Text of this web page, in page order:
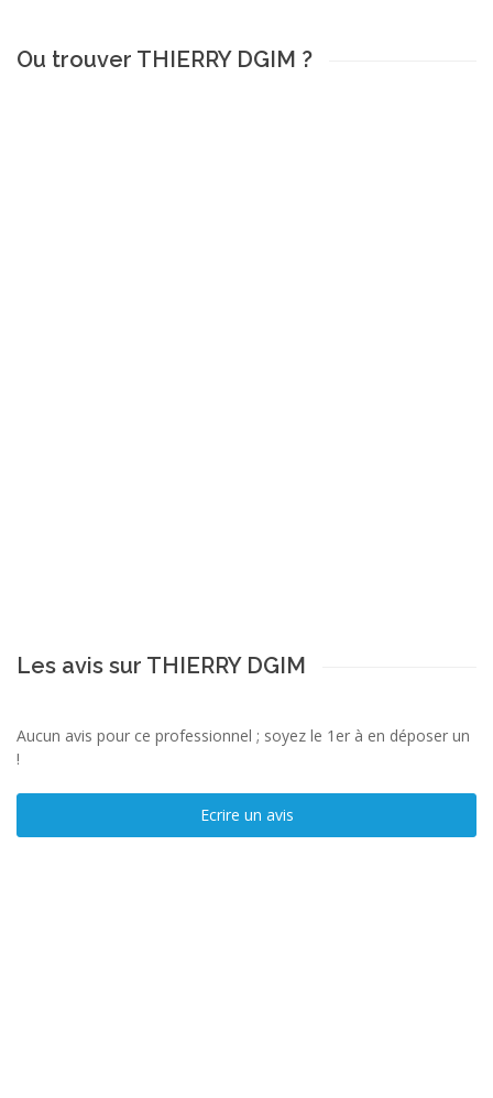
Ou trouver THIERRY DGIM ?
Les avis sur THIERRY DGIM
Aucun avis pour ce professionnel ; soyez le 1er à en déposer un
!
Ecrire un avis